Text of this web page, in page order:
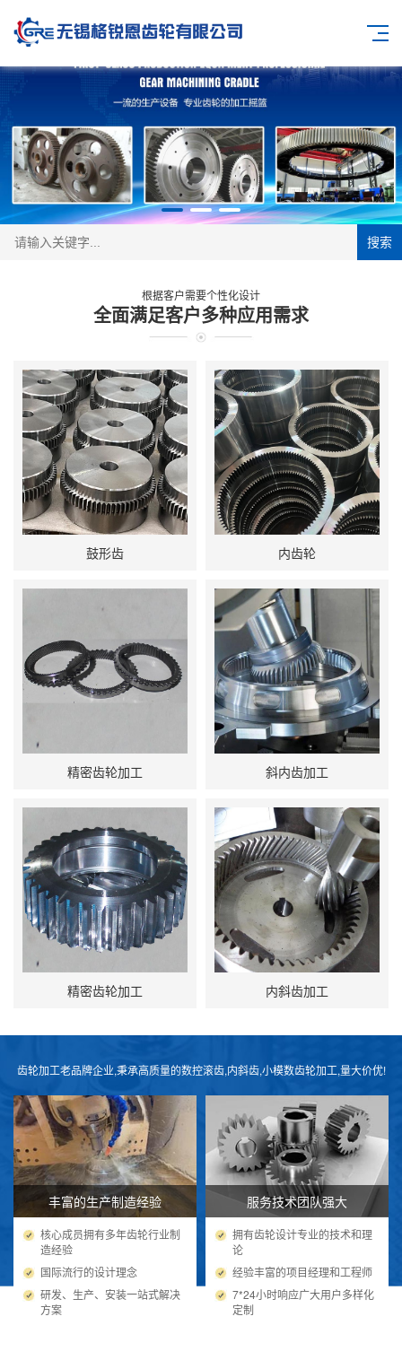
搜索
根据客户需要个性化设计
全面满足客户多种应用需求
鼓形齿 内齿轮
精密齿轮加工 斜内齿加工
精密齿轮加工 内斜齿加工
齿轮加工老品牌企业,秉承高质量的数控滚齿,内斜齿,小模数齿轮加工,量大价优!
丰富的生产制造经验
核心成员拥有多年齿轮行业制
造经验
国际流行的设计理念
研发、生产、安装一站式解决
方案
服务技术团队强大
拥有齿轮设计专业的技术和理
论
经验丰富的项目经理和工程师
7*24小时响应广大用户多样化
定制